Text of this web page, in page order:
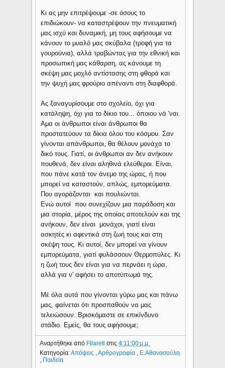
Κι ας μην επιτρέψουμε -σε όσους το
επιδιώκουν- να καταστρέψουν την πνευματική
μας ισχύ και δυναμική, μη τους αφήσουμε να
κάνουν το μυαλό μας σκύβαλα (τροφή για τα
γουρούνια), αλλά τραβώντας για την εθνική και
προσωπική μας κάθαρση, ας κάνουμε τη
σκέψη μας μοχλό αντίστασης στη φθορά και
την ψυχή μας φρούριο απέναντι στη διαφθορά.
Ας ξαναγυρίσουμε στο σχολείο, όχι για
κατάληψη, όχι για το δίκιο του... όποιου νά 'ναι.
Αμα οι άνθρωποι είναι άνθρωποι θα
προστατεύουν τα δίκια όλου του κόσμου. Σαν
γίνονται απάνθρωποι, θα θέλουν μονάχα το
δικό τους. Γιατί, οι άνθρωποι αν δεν ανήκουν
πουθενά, δεν είναι αληθινά ελεύθεροι. Είναι,
που πάνε κατά τον άνεμο της ώρας, ή που
μπορεί να καταστούν, απλώς, εμπορεύματα.
Που αγοράζονται και πουλιώνται.
Ενώ αυτοί που συνεχίζουν μια παράδοση και
μια στορία, μέρος της οποίας αποτελούν και της
ανήκουν, δεν είναι μονάχοι, γιατί είναι
ασκητές κι αφεντικά στη ζωή τους και στη
σκέψη τους. Κι αυτοί, δεν μπορεί να γίνουν
εμπορεύματα, γιατί φυλάσσουν Θερμοπύλες. Κι
η ζωή τους δεν είναι για να περνάει η ώρα,
αλλά για ν' αφήσει το αποτύπωμά της.
Μέ όλα αυτά που γίνονται γύρω μας και πάνω
μας, φαίνεται ότι προσπαθούν να μας
τελειώσουν. Βρισκόμαστε σε επικίνδυνο
στάδιο. Εμείς, θα τους αφήσουμε;
Αναρτήθηκε από Filaretiστις4:11:00 μ.μ.
Κατηγορία:Απόψεις ,Αρθρογραφία
Ε.Αθανασούλη
Παιδεία